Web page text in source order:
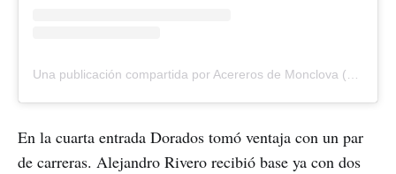
En la cuarta entrada Dorados tomó ventaja con un par
de carreras. Alejandro Rivero recibió base ya con dos